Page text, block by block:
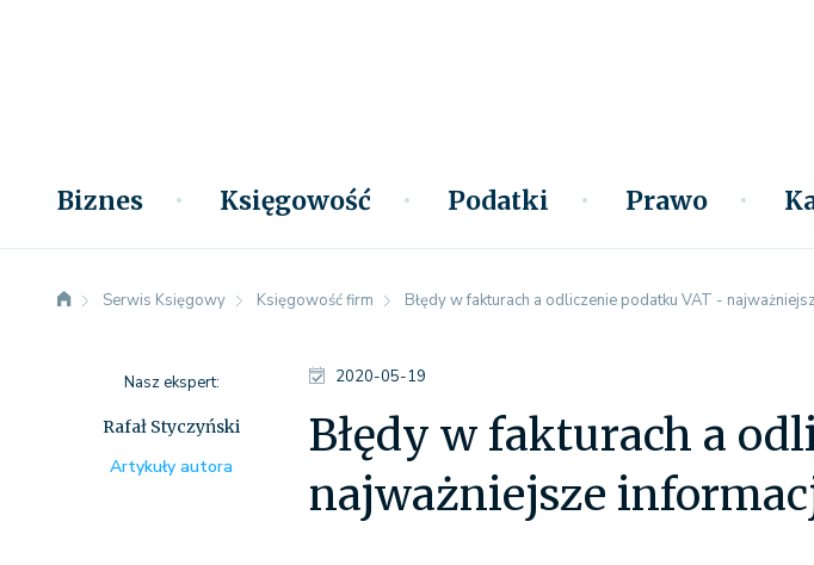
Biznes Księgowość Podatki Prawo
Serwis Księgowy Księgowość firm Błędy w fakturach a odliczenie podatku VAT -
2020-05-19
Błędy w fakturach a
najważniejsze
Nasz ekspert:
Rafał Styczyński
Artykuły autora